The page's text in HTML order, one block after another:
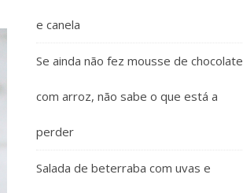
e canela
Se ainda não fez mousse de chocolate
com arroz, não sabe o que está a
perder
Salada de beterraba com uvas e